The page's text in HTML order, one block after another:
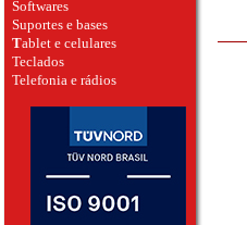
Softwares
Suportes e bases
Tablet e celulares
Teclados
Telefonia e rádios